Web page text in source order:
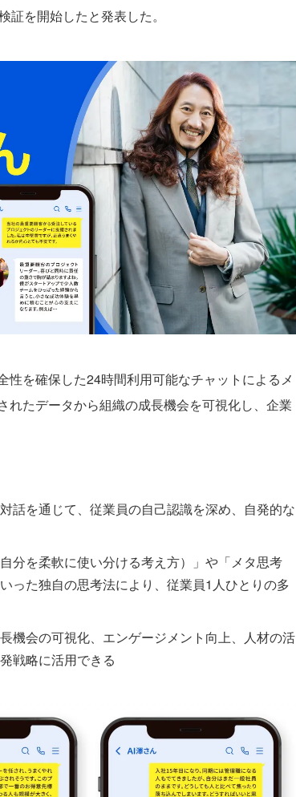
を開始したと発表した。
を確保した24時間利用可能なチャットによるメ
れたデータから組織の成長機会を可視化し、企業
話を通じて、従業員の自己認識を深め、自発的な
分を柔軟に使い分ける考え方）」や「メタ思考
った独自の思考法により、従業員1人ひとりの多
機会の可視化、エンゲージメント向上、人材の活
戦略に活用できる